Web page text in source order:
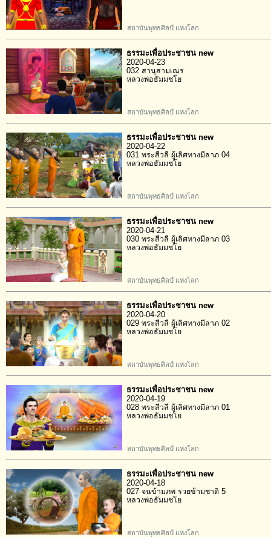
สถาบันพุทธศิลป์ แห่งโลก
ธรรมะเพื่อประชาชน new
2020-04-23
032 สานุสามเณร
หลวงพ่อธัมมชโย
สถาบันพุทธศิลป์ แห่งโลก
ธรรมะเพื่อประชาชน new
2020-04-22
031 พระสีวลี ผู้เลิศทางมีลาภ 04
หลวงพ่อธัมมชโย
สถาบันพุทธศิลป์ แห่งโลก
ธรรมะเพื่อประชาชน new
2020-04-21
030 พระสีวลี ผู้เลิศทางมีลาภ 03
หลวงพ่อธัมมชโย
สถาบันพุทธศิลป์ แห่งโลก
ธรรมะเพื่อประชาชน new
2020-04-20
029 พระสีวลี ผู้เลิศทางมีลาภ 02
หลวงพ่อธัมมชโย
สถาบันพุทธศิลป์ แห่งโลก
ธรรมะเพื่อประชาชน new
2020-04-19
028 พระสีวลี ผู้เลิศทางมีลาภ 01
หลวงพ่อธัมมชโย
สถาบันพุทธศิลป์ แห่งโลก
ธรรมะเพื่อประชาชน new
2020-04-18
027 จนข้ามภพ รวยข้ามชาติ 5
หลวงพ่อธัมมชโย
สถาบันพุทธศิลป์ แห่งโลก